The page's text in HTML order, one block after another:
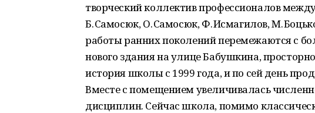
творческий коллектив профессионалов
Б. Самосюк, О. Самосюк, Ф. Исмагилов, М.
работы ранних поколений перемежаются с
нового здания на улице Бабушкина,
история школы с 1999 года, и по сей день
Вместе с помещением увеличивалась
дисциплин. Сейчас школа, помимо